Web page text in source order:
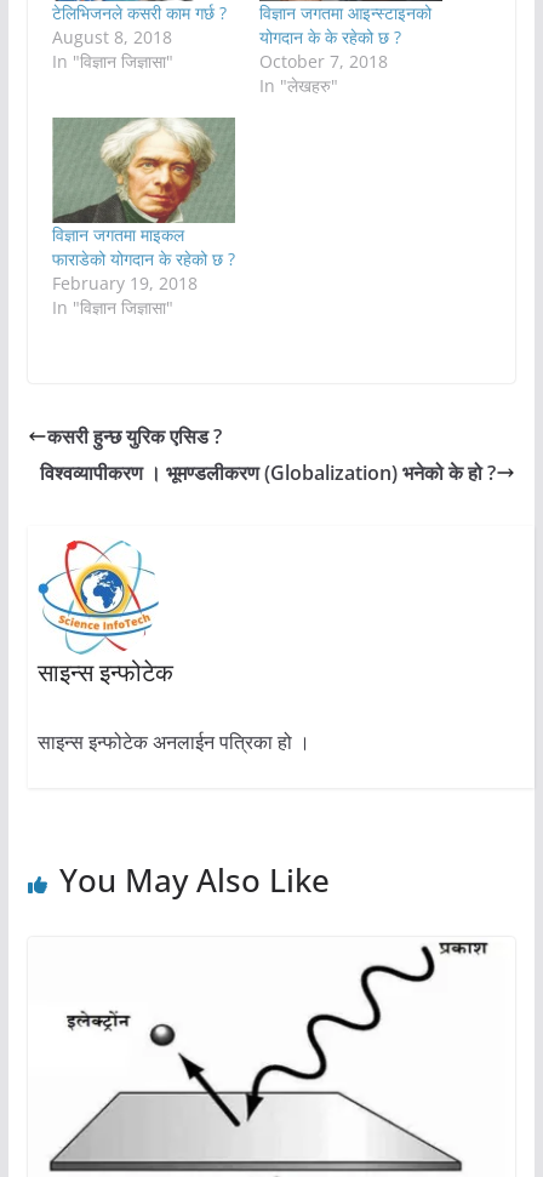
टेलिभिजनले कसरी काम गर्छ ?
August 8, 2018
In "विज्ञान जिज्ञासा"
विज्ञान जगतमा आइन्स्टाइनको
योगदान के के रहेको छ ?
October 7, 2018
In "लेखहरु"
विज्ञान जगतमा माइकल
फाराडेको योगदान के रहेको छ ?
February 19, 2018
In "विज्ञान जिज्ञासा"
कसरी हुन्छ युरिक एसिड ?
विश्वव्यापीकरण । भूमण्डलीकरण (Globalization) भनेको के हो ?
साइन्स इन्फोटेक
साइन्स इन्फोटेक अनलाईन पत्रिका हो ।
You May Also Like